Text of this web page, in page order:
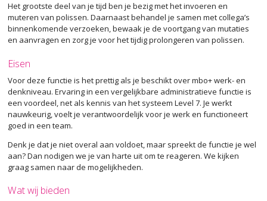
Het grootste deel van je tijd ben je bezig met het invoeren en
muteren van polissen. Daarnaast behandel je samen met collega’s
binnenkomende verzoeken, bewaak je de voortgang van mutaties
en aanvragen en zorg je voor het tijdig prolongeren van polissen.
Eisen
Voor deze functie is het prettig als je beschikt over mbo+ werk- en
denkniveau. Ervaring in een vergelijkbare administratieve functie is
een voordeel, net als kennis van het systeem Level 7. Je werkt
nauwkeurig, voelt je verantwoordelijk voor je werk en functioneert
goed in een team.
Denk je dat je niet overal aan voldoet, maar spreekt de functie je wel
aan? Dan nodigen we je van harte uit om te reageren. We kijken
graag samen naar de mogelijkheden.
Wat wij bieden